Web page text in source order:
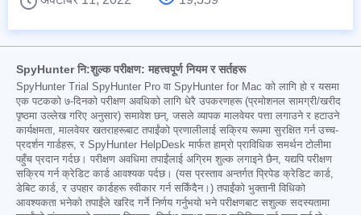
SpyHunter नि:शुल्क परीक्षण: महत्त्वपूर्ण नियम र सर्तहरू
SpyHunter Trial SpyHunter Pro वा SpyHunter for Mac को लागि हो र यसमा
एक पटकको ७-दिनको परीक्षण अवधिको लागि धेरै उपकरणहरू (प्रमोशनल सामग्री/खरीद
पृष्ठमा उल्लेख गरिए अनुसार) समावेश छन्, जसले व्यापक मालवेयर पत्ता लगाउने र हटाउने
कार्यक्षमता, मालवेयर खतराहरूबाट तपाईंको प्रणालीलाई सक्रिय रूपमा सुरक्षित गर्न उच्च-
प्रदर्शन गार्डहरू, र SpyHunter HelpDesk मार्फत हाम्रो प्राविधिक समर्थन टोलीमा
पहुँच प्रदान गर्दछ। परीक्षण अवधिमा तपाईंलाई अग्रिम शुल्क लगाइने छैन, यद्यपि परीक्षण
सक्रिय गर्न क्रेडिट कार्ड आवश्यक पर्दछ। (यस प्रस्ताव अन्तर्गत प्रिपेड क्रेडिट कार्ड,
डेबिट कार्ड, र उपहार कार्डहरू स्वीकार गर्न सकिँदैन।) तपाईंको भुक्तानी विधिको
आवश्यकता भनेको तपाईंले खरिद गर्ने निर्णय गर्नुभयो भने परीक्षणबाट सशुल्क सदस्यतामा